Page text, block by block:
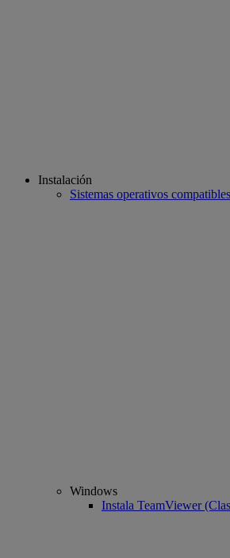
Instalación
Sistemas operativos
Windows
Instala TeamViewer